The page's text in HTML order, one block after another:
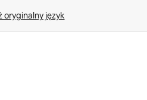
oryginalny język